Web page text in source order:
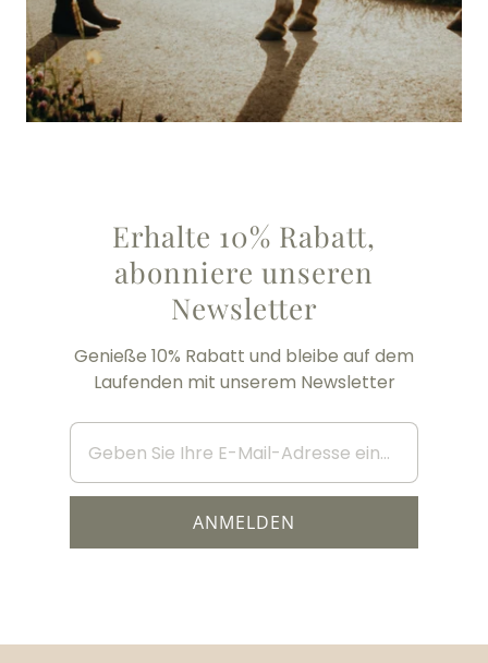
Erhalte 10% Rabatt,
abonniere unseren
Newsletter
Genieße 10% Rabatt und bleibe auf dem
Laufenden mit unserem Newsletter